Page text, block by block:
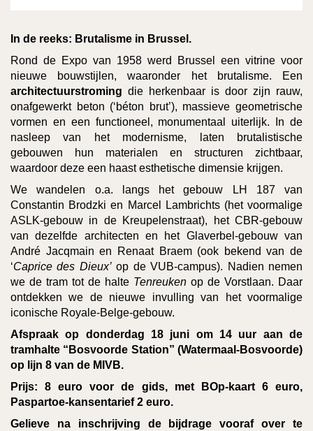
In de reeks: Brutalisme in Brussel.
Rond de Expo van 1958 werd Brussel een vitrine voor
nieuwe bouwstijlen, waaronder het brutalisme. Een
architectuurstroming die herkenbaar is door zijn rauw,
onafgewerkt beton (‘béton brut’), massieve geometrische
vormen en een functioneel, monumentaal uiterlijk. In de
nasleep van het modernisme, laten brutalistische
gebouwen hun materialen en structuren zichtbaar,
waardoor deze een haast esthetische dimensie krijgen.
We wandelen o.a. langs het gebouw LH 187 van
Constantin Brodzki en Marcel Lambrichts (het voormalige
ASLK-gebouw in de Kreupelenstraat), het CBR-gebouw
van dezelfde architecten en het Glaverbel-gebouw van
André Jacqmain en Renaat Braem (ook bekend van de
‘Caprice des Dieux’op de VUB-campus). Nadien nemen
we de tram tot de halte Tenreuken op de Vorstlaan. Daar
ontdekken we de nieuwe invulling van het voormalige
iconische Royale-Belge-gebouw.
Afspraak op donderdag 18 juni om 14 uur aan de
tramhalte “Bosvoorde Station” (Watermaal-Bosvoorde)
op lijn 8 van de MIVB.
Prijs: 8 euro voor de gids, met BOp-kaart 6 euro,
Paspartoe-kansentarief 2 euro.
Gelieve na inschrijving de bijdrage vooraf over te